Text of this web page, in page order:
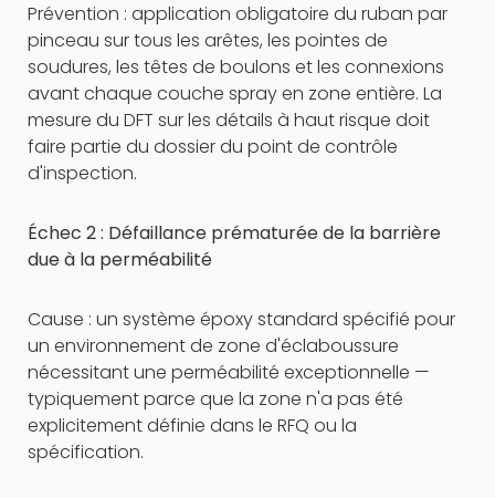
Prévention : application obligatoire du ruban par
pinceau sur tous les arêtes, les pointes de
soudures, les têtes de boulons et les connexions
avant chaque couche spray en zone entière. La
mesure du DFT sur les détails à haut risque doit
faire partie du dossier du point de contrôle
d'inspection.
Échec 2 : Défaillance prématurée de la barrière
due à la perméabilité
Cause : un système époxy standard spécifié pour
un environnement de zone d'éclaboussure
nécessitant une perméabilité exceptionnelle —
typiquement parce que la zone n'a pas été
explicitement définie dans le RFQ ou la
spécification.